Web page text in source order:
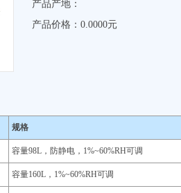
产品产地：
产品价格：0.0000元
规格
容量98L，防静电，1%~60%RH可调
容量160L，1%~60%RH可调